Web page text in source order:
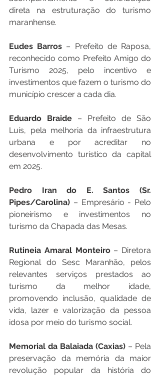
direta na estruturação do turismo
maranhense.
Eudes Barros – Prefeito de Raposa,
reconhecido como Prefeito Amigo do
Turismo 2025, pelo incentivo e
investimentos que fazem o turismo do
município crescer a cada dia.
Eduardo Braide – Prefeito de São
Luís, pela melhoria da infraestrutura
urbana e por acreditar no
desenvolvimento turístico da capital
em 2025.
Pedro Iran do E. Santos (Sr.
Pipes/Carolina) – Empresário - Pelo
pioneirismo e investimentos no
turismo da Chapada das Mesas.
Rutineia Amaral Monteiro – Diretora
Regional do Sesc Maranhão, pelos
relevantes serviços prestados ao
turismo da melhor idade,
promovendo inclusão, qualidade de
vida, lazer e valorização da pessoa
idosa por meio do turismo social.
Memorial da Balaiada (Caxias) – Pela
preservação da memória da maior
revolução popular da história do